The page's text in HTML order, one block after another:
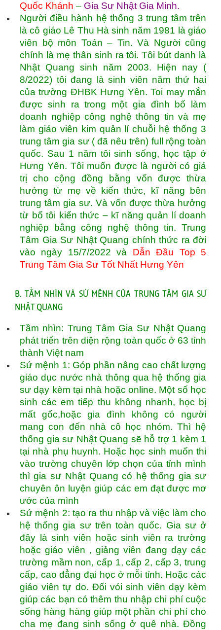
Quốc Khánh – Gia Sư Nhật Gia Minh.
Người điều hành hệ thống 3 trung tâm trên
là cô giáo Lê Thu Hà sinh năm 1981 là giáo
viên bộ môn Toán – Tin. Và Người cũng
chính là mẹ thân sinh ra tôi. Tôi bút danh là
Nhật Quang sinh năm 2003. Hiện nay (
8/2022) tôi đang là sinh viên năm thứ hai
của trường ĐHBK Hưng Yên. Toi may mắn
được sinh ra trong một gia đình bố làm
doanh nghiệp công nghệ thông tin và mẹ
làm giáo viên kim quản lí chuỗi hệ thống 3
trung tâm gia sư ( đã nêu trên) full rộng toàn
quốc. Sau 1 năm tôi sinh sống, học tập ở
Hưng Yên. Tôi muốn được là người có giá
trị cho cộng đồng bằng vốn được thừa
hưởng từ mẹ về kiến thức, kĩ năng bên
trung tâm gia sư. Và vốn được thừa hưởng
từ bố tôi kiến thức – kĩ năng quản lí doanh
nghiệp bằng công nghệ thông tin. Trung
Tâm Gia Sư Nhật Quang chính thức ra đời
vào ngày 15/7/2022 và Dẫn Đầu Top 5
Trung Tâm Gia Sư Tốt Nhất Hưng Yên
B. TẦM NHÌN VÀ SỨ MỆNH CỦA TRUNG TÂM GIA SƯ
NHẬT QUANG
Tầm nhìn: Trung Tâm Gia Sư Nhật Quang
phát triển trên diện rộng toàn quốc ở 63 tỉnh
thành Việt nam
Sứ mệnh 1: Góp phần nâng cao chất lượng
giáo dục nước nhà thông qua hệ thống gia
sư dạy kèm tại nhà hoặc online. Một số học
sinh các em tiếp thu không nhanh, học bị
mất gốc,hoặc gia đình không có người
mang con đến nhà cô học nhóm. Thì hệ
thống gia sư Nhật Quang sẽ hỗ trợ 1 kèm 1
tại nhà phụ huynh. Hoặc học sinh muốn thi
vào trường chuyên lớp chọn của tỉnh mình
thì gia sư Nhật Quang có hệ thống gia sư
chuyên ôn luyện giúp các em đạt được mơ
ước của mình
Sứ mệnh 2: tạo ra thu nhập và việc làm cho
hệ thống gia sư trên toàn quốc. Gia sư ở
đây là sinh viên hoặc sinh viên ra trường
hoặc giáo viên , giảng viên đang dạy các
trường mầm non, cấp 1, cấp 2, cấp 3, trung
cấp, cao đẳng đại học ở mỗi tỉnh. Hoặc các
giáo viên tự do. Đối vói sinh viên dạy kèm
giúp các bạn có thêm thu nhập chi phí cuộc
sống hàng hàng giúp một phần chi phí cho
cha mẹ đang sinh sống ở quê nhà. Đồng